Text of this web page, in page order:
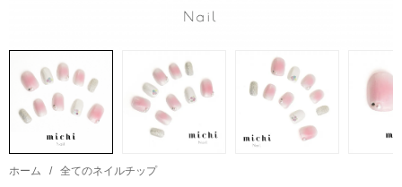
ホーム / 全てのネイルチップ